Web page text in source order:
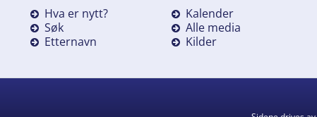
Hva er nytt?
Søk
Etternavn
Kalender
Alle media
Kilder